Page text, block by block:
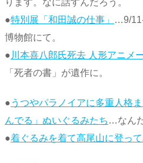
ります。なに話すんだろう。
●特別展「和田誠の仕事」
…9/
博物館にて。
● 川本喜八郎氏死去 人形アニメ
「死者の書」が遺作に。
● うつやパラノイアに多重人格
んでる」ぬいぐるみたち …なん
●着ぐるみを着て高尾山に登っ